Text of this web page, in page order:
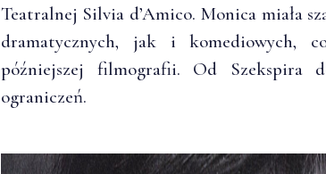
Teatralnej Silvia d’Amico. Monica miała
dramatycznych, jak i komediowych,
późniejszej filmografii. Od
ograniczeń.